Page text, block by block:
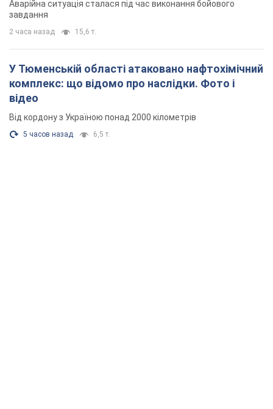
Аварійна ситуація сталася під час виконання бойового
завдання
2 часа назад 15,6 т.
У Тюменській області атаковано нафтохімічний
комплекс: що відомо про наслідки. Фото і
відео
Від кордону з Україною понад 2000 кілометрів
5 часов назад 6,5 т.